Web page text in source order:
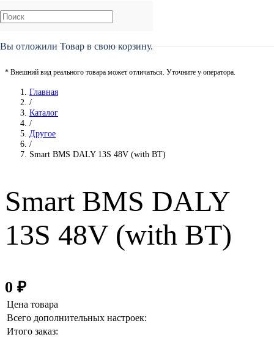
Вы отложили Товар в свою корзину.
* Внешний вид реального товара может отличаться. Уточните у оператора.
Главная
/
Каталог
/
Другое
/
Smart BMS DALY 13S 48V (with BT)
Smart BMS DALY
13S 48V (with BT)
0 ₽
Цена товара
Всего дополнительных настроек:
Итого заказ: